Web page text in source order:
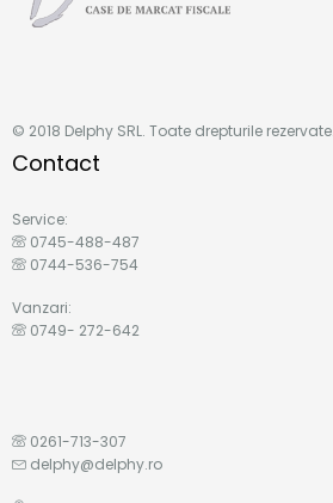
© 2018 Delphy SRL. Toate drepturile rezervate.
Contact
Service:
0745-488-487
0744-536-754
Vanzari:
0749- 272-642
0261-713-307
delphy@delphy.ro